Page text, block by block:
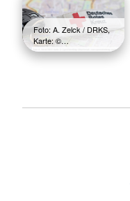
Foto: A. Zelck / DRKS,
Karte: ©…